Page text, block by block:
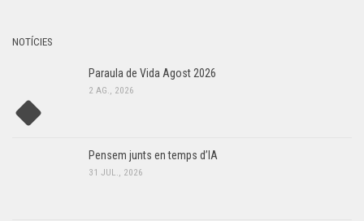
NOTÍCIES
Paraula de Vida Agost 2026
2 AG., 2026
Pensem junts en temps d’IA
31 JUL., 2026